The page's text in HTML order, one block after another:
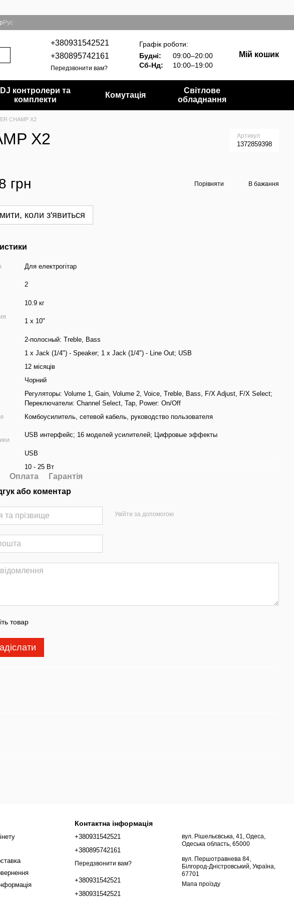
Рус
+380931542521
+380895742161
Передзвонити вам?
Графік роботи:
Будні:
09:00–20:00
Сб-Нд:
10:00–19:00
Мій кошик
DJ контролери та
комплекти
Комутація
Світлове
обладнання
CHAMP X2
X2 Артикул
1372859398
грн Порівняти В бажання
коли з'явиться
Для електрогітар
2
10.9 кг
1 x 10"
2-полосный: Treble, Bass
1 x Jack (1/4") - Speaker; 1 x Jack (1/4") - Line Out; USB
12 місяців
Чорний
Регуляторы: Volume 1, Gain, Volume 2, Voice, Treble, Bass, F/X Adjust, F/X Select;
Переключатели: Channel Select, Tap, Power: On/Off
Комбоусилитель, сетевой кабель, руководство пользователя
USB интерфейс; 16 моделей усилителей; Цифровые эффекты
USB
10 - 25 Вт
Оплата
Гарантія
або коментар
Увійти за допомогою
товар
Контактна інформація
+380931542521
+380895742161
Передзвонити вам?
+380931542521
+380931542521
вул. Рішельєвська, 41, Одеса,
Одеська область, 65000
вул. Першотравнева 84,
Білгород-Дністровський, Україна,
67701
Мапа проїзду